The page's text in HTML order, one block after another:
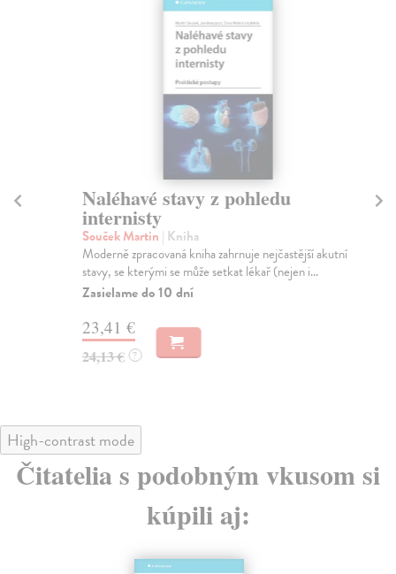
Naléhavé stavy z pohledu
internisty
Souček Martin| Kniha
Moderně zpracovaná kniha zahrnuje nejčastější akutní
stavy, se kterými se může setkat lékař (nejen i...
Zasielame do 10 dní
23,41 €
24,13 € ?
High-contrast mode
Čitatelia s podobným vkusom si
kúpili aj: